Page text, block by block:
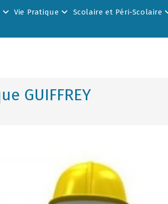
Vie Pratique Scolaire et Péri-Scolaire
GUIFFREY